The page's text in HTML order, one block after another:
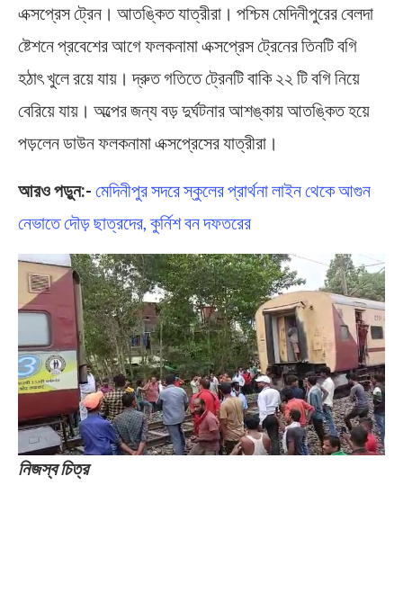
এক্সপ্রেস ট্রেন। আতঙ্কিত যাত্রীরা। পশ্চিম মেদিনীপুরের বেলদা
ষ্টেশনে প্রবেশের আগে ফলকনামা এক্সপ্রেস ট্রেনের তিনটি বগি
হঠাৎ খুলে রয়ে যায়। দ্রুত গতিতে ট্রেনটি বাকি ২২ টি বগি নিয়ে
বেরিয়ে যায়। অল্পের জন্য বড় দুর্ঘটনার আশঙ্কায় আতঙ্কিত হয়ে
পড়লেন ডাউন ফলকনামা এক্সপ্রেসের যাত্রীরা।
আরও পড়ুন:- মেদিনীপুর সদরে স্কুলের প্রার্থনা লাইন থেকে আগুন
নেভাতে দৌড় ছাত্রদের, কুর্নিশ বন দফতরের
নিজস্ব চিত্র